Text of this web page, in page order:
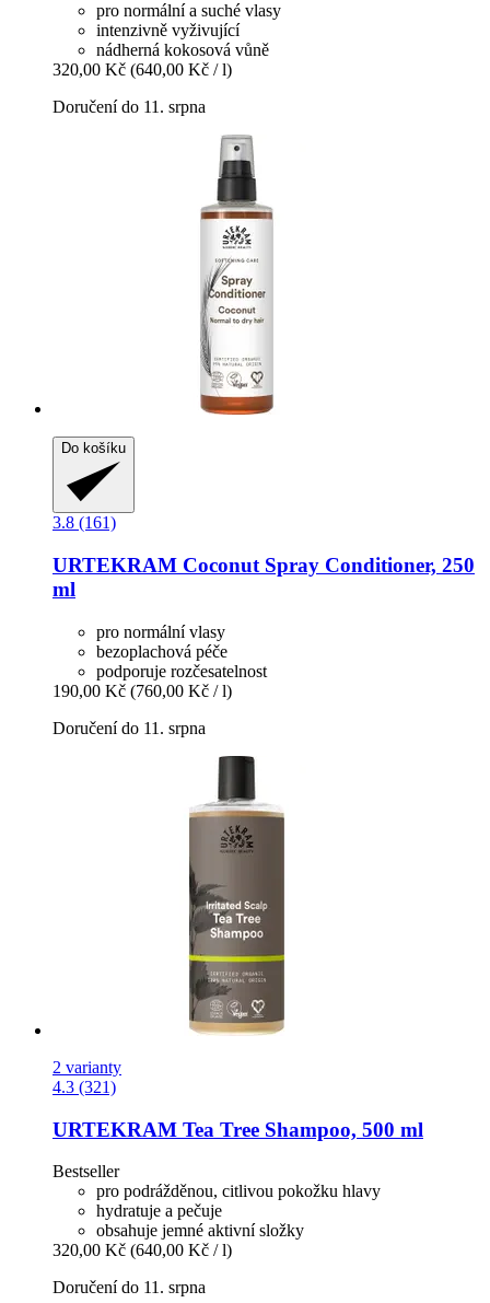
pro normální a suché vlasy
intenzivně vyživující
nádherná kokosová vůně
320,00 Kč (640,00 Kč / l)
Doručení do 11. srpna
Do košíku
3.8 (161)
URTEKRAM Coconut Spray Conditioner, 250
ml
pro normální vlasy
bezoplachová péče
podporuje rozčesatelnost
190,00 Kč (760,00 Kč / l)
Doručení do 11. srpna
2 varianty
4.3 (321)
URTEKRAM Tea Tree Shampoo, 500 ml
Bestseller
pro podrážděnou, citlivou pokožku hlavy
hydratuje a pečuje
obsahuje jemné aktivní složky
320,00 Kč (640,00 Kč / l)
Doručení do 11. srpna